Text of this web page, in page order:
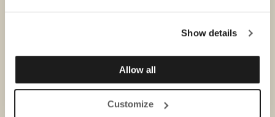
Show details
Allow all
Customize